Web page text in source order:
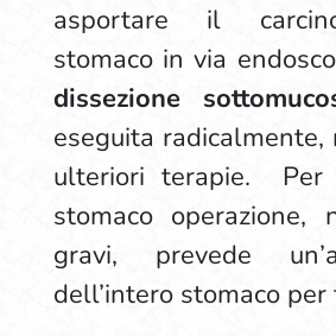
asportare il
stomaco in via
dissezione
eseguita radicalmente,
ulteriori terapie. Per
stomaco operazione,
gravi, prevede
dell’intero stomaco per